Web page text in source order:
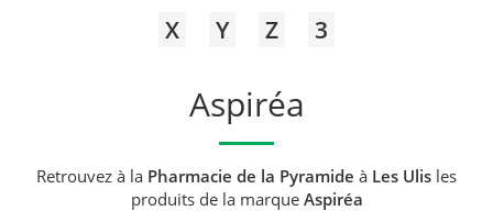
X
Y Z 3
Aspiréa
Retrouvez à la Pharmacie de la Pyramide à Les Ulis les
produits de la marque Aspiréa